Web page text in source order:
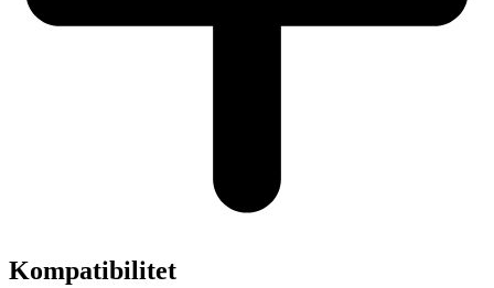
Kompatibilitet